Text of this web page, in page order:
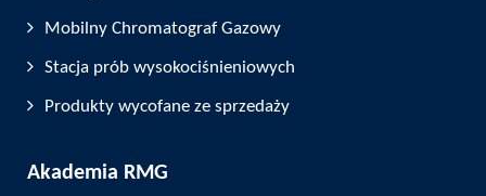
Mobilny Chromatograf Gazowy
Stacja prób wysokociśnieniowych
Produkty wycofane ze sprzedaży
Akademia RMG